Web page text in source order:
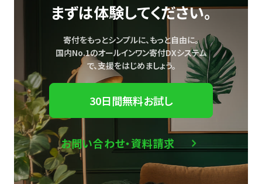
まずは体験してください。
寄付をもっとシンプルに、もっと自由に。
国内No.1のオールインワン寄付DXシステム
で、支援をはじめましょう。
30日間無料お試し
お問い合わせ・資料請求